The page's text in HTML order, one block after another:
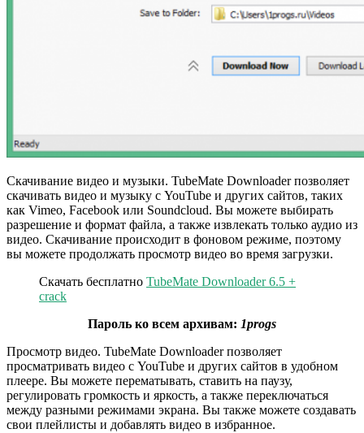
Скачивание видео и музыки. TubeMate Downloader позволяет
скачивать видео и музыку с YouTube и других сайтов, таких
как Vimeo, Facebook или Soundcloud. Вы можете выбирать
разрешение и формат файла, а также извлекать только аудио из
видео. Скачивание происходит в фоновом режиме, поэтому
вы можете продолжать просмотр видео во время загрузки.
Скачать бесплатно TubeMate Downloader 6.5 +
crack
Пароль ко всем архивам: 1progs
Просмотр видео. TubeMate Downloader позволяет
просматривать видео с YouTube и других сайтов в удобном
плеере. Вы можете перематывать, ставить на паузу,
регулировать громкость и яркость, а также переключаться
между разными режимами экрана. Вы также можете создавать
свои плейлисты и добавлять видео в избранное.